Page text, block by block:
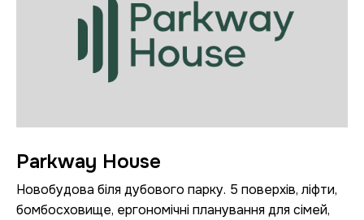
Parkway House
Новобудова біля дубового парку. 5 поверхів, ліфти,
бомбосховище, ергономічні планування для сімей,